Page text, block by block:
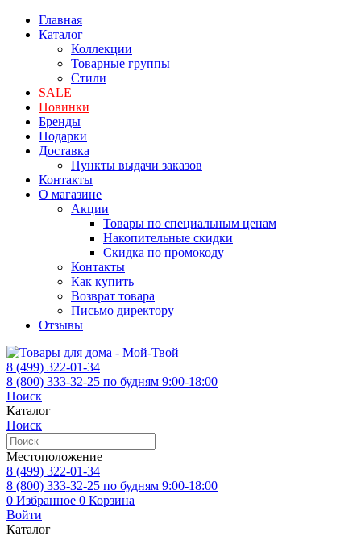
Главная
Каталог
Коллекции
Товарные группы
Стили
SALE
Новинки
Бренды
Подарки
Доставка
Пункты выдачи заказов
Контакты
О магазине
Акции
Товары по специальным ценам
Накопительные скидки
Скидка по промокоду
Контакты
Как купить
Возврат товара
Письмо директору
Отзывы
8 (499) 322-01-34
8 (800) 333-32-25 по будням 9:00-18:00
Поиск
Каталог
Поиск
Местоположение
8 (499) 322-01-34
8 (800) 333-32-25 по будням 9:00-18:00
0 Избранное 0 Корзина
Войти
Каталог